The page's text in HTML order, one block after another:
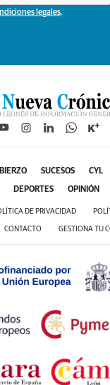
legales.
SUCESOS CYL
DEPORTES OPINIÓN
DE PRIVACIDAD
CONTACTO GESTIONA TU